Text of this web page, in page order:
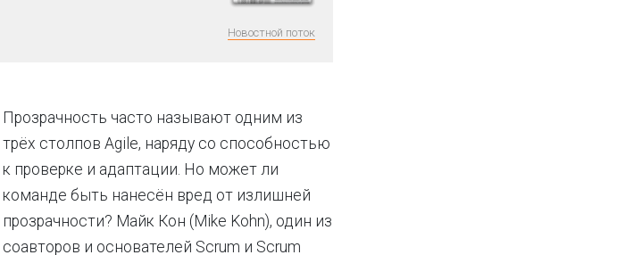
Новостной поток
Прозрачность часто называют одним из
трёх столпов Agile, наряду со способностью
к проверке и адаптации. Но может ли
команде быть нанесён вред от излишней
прозрачности? Майк Кон (Mike Kohn), один из
соавторов и основателей Scrum и Scrum